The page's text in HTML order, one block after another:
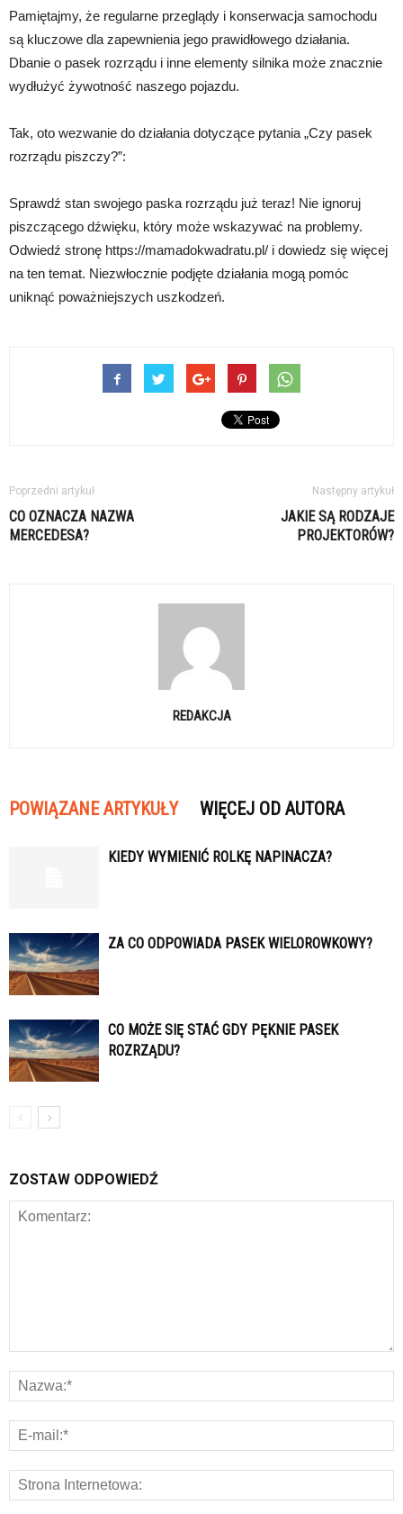
Pamiętajmy, że regularne przeglądy i konserwacja samochodu
są kluczowe dla zapewnienia jego prawidłowego działania.
Dbanie o pasek rozrządu i inne elementy silnika może znacznie
wydłużyć żywotność naszego pojazdu.
Tak, oto wezwanie do działania dotyczące pytania „Czy pasek
rozrządu piszczy?”:
Sprawdź stan swojego paska rozrządu już teraz! Nie ignoruj
piszczącego dźwięku, który może wskazywać na problemy.
Odwiedź stronę https://mamadokwadratu.pl/ i dowiedz się więcej
na ten temat. Niezwłocznie podjęte działania mogą pomóc
uniknąć poważniejszych uszkodzeń.
Poprzedni artykuł
CO OZNACZA NAZWA
MERCEDESA?
Następny artykuł
JAKIE SĄ RODZAJE
PROJEKTORÓW?
REDAKCJA
POWIĄZANE ARTYKUŁY WIĘCEJ OD AUTORA
KIEDY WYMIENIĆ ROLKĘ NAPINACZA?
ZA CO ODPOWIADA PASEK WIELOROWKOWY?
CO MOŻE SIĘ STAĆ GDY PĘKNIE PASEK
ROZRZĄDU?
ZOSTAW ODPOWIEDŹ